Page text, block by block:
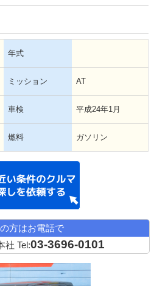
年式
ミッション AT
車検 平成24年1月
燃料 ガソリン
方はお電話で
社 Tel:03-3696-0101